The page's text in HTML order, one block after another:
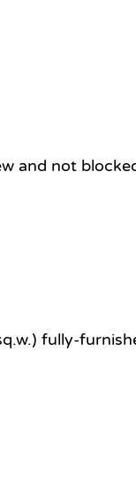
and not
fully-